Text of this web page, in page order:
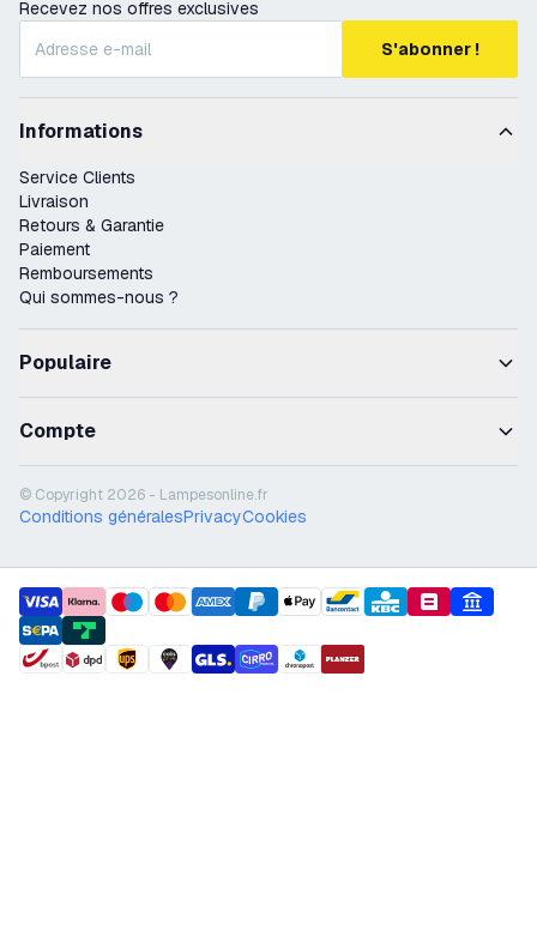
Recevez nos offres exclusives
S'abonner !
Informations
Service Clients
Livraison
Retours & Garantie
Paiement
Remboursements
Qui sommes-nous ?
Populaire
Compte
© Copyright 2026 - Lampesonline.fr
Conditions généralesPrivacyCookies
payment methods
shipment methods